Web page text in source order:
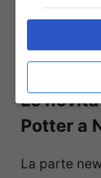
Potter
quindi sarà
mondiale.
Le
Potter a
La parte